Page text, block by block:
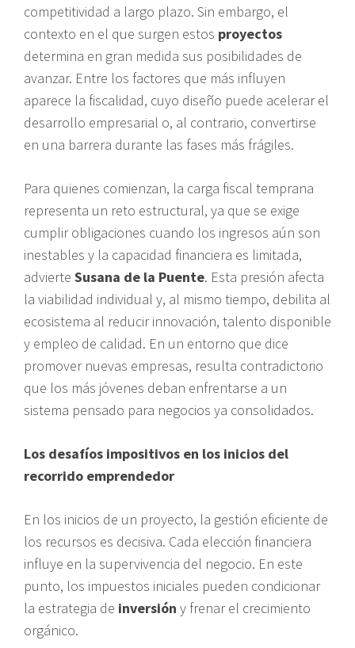
competitividad a largo plazo. Sin embargo, el
contexto en el que surgen estos proyectos
determina en gran medida sus posibilidades de
avanzar. Entre los factores que más influyen
aparece la fiscalidad, cuyo diseño puede acelerar el
desarrollo empresarial o, al contrario, convertirse
en una barrera durante las fases más frágiles.
Para quienes comienzan, la carga fiscal temprana
representa un reto estructural, ya que se exige
cumplir obligaciones cuando los ingresos aún son
inestables y la capacidad financiera es limitada,
advierte Susana de la Puente. Esta presión afecta
la viabilidad individual y, al mismo tiempo, debilita al
ecosistema al reducir innovación, talento disponible
y empleo de calidad. En un entorno que dice
promover nuevas empresas, resulta contradictorio
que los más jóvenes deban enfrentarse a un
sistema pensado para negocios ya consolidados.
Los desafíos impositivos en los inicios del
recorrido emprendedor
En los inicios de un proyecto, la gestión eficiente de
los recursos es decisiva. Cada elección financiera
influye en la supervivencia del negocio. En este
punto, los impuestos iniciales pueden condicionar
la estrategia de inversión y frenar el crecimiento
orgánico.